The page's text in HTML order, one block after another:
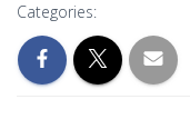
Categories: